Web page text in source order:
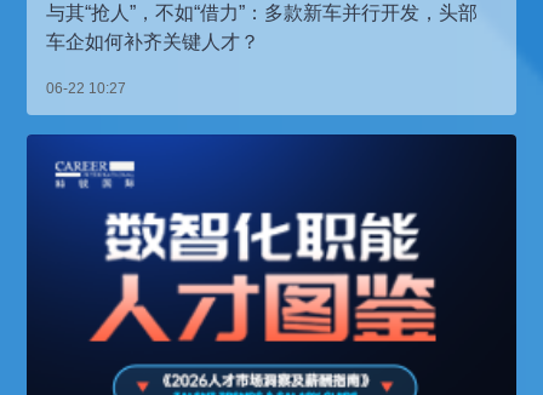
与其“抢人”，不如“借力”：多款新车并行开发，头部
车企如何补齐关键人才？
06-22 10:27